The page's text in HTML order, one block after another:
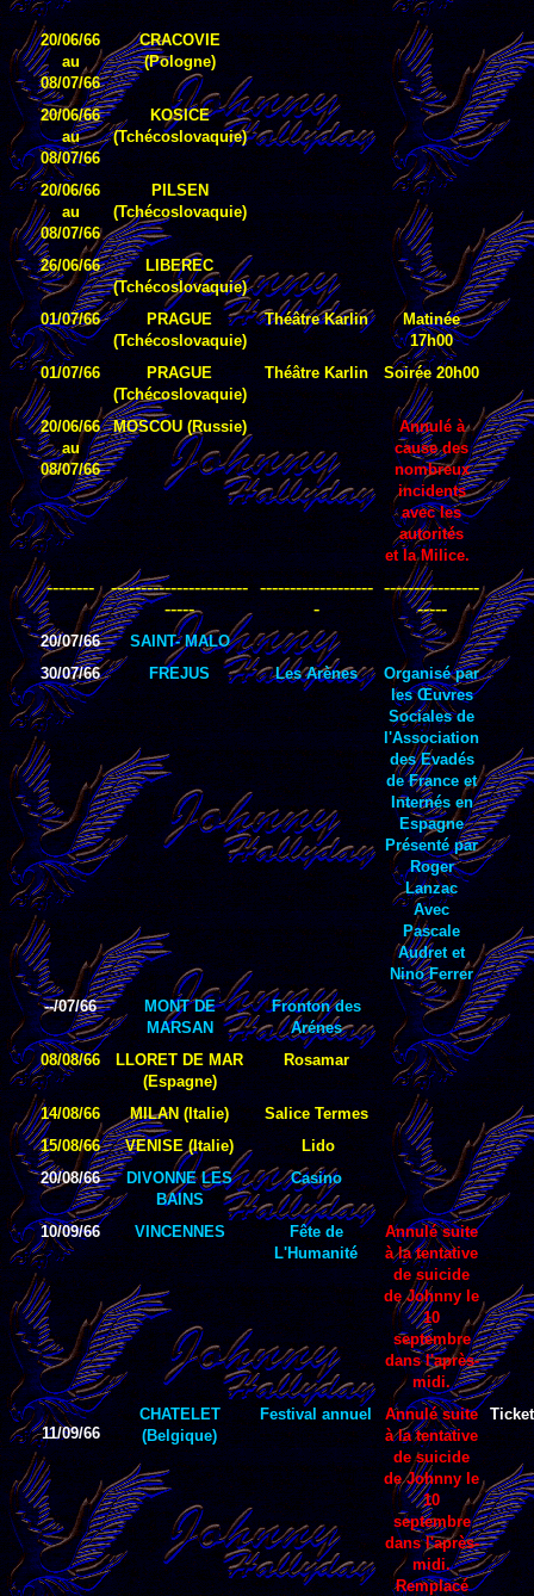
20/06/66
au
08/07/66
CRACOVIE
(Pologne)
20/06/66
au
08/07/66
KOSICE
(Tchécoslovaquie)
20/06/66
au
08/07/66
PILSEN
(Tchécoslovaquie)
26/06/66
LIBEREC
(Tchécoslovaquie)
01/07/66
PRAGUE
(Tchécoslovaquie)
Théâtre Karlin
Matinée
17h00
01/07/66
PRAGUE
(Tchécoslovaquie)
Théâtre Karlin Soirée 20h00
20/06/66
au
08/07/66
MOSCOU (Russie)
Annulé à
cause des
nombreux
incidents
avec les
autorités
et la Milice.
--------
-----------------------
-----
-------------------
-
----------------
-----
20/07/66
SAINT- MALO
30/07/66
FREJUS Les Arènes
Organisé par
lesŒuvres
Sociales de
l'Association
des Evadés
de France et
Internés en
Espagne
Présenté par
Roger
Lanzac
Avec
Pascale
Audret et
Nino Ferrer
--/07/66
MONT DE
MARSAN
Fronton des
Arénes
08/08/66
LLORET DE MAR
(Espagne)
Rosamar
14/08/66 MILAN (Italie)
Salice Termes
15/08/66
VENISE (Italie)
Lido
20/08/66
DIVONNE LES
BAINS
Casino
10/09/66 VINCENNES
Fête de
L'Humanité
Annulé suite
à la tentative
de suicide
de Johnny le
10
septembre
dans l'après-
midi.
11/09/66
CHATELET
(Belgique)
Festival annuel
Annulé suite
à la tentative
de suicide
de Johnny le
10
septembre
dans l'après-
midi.
Remplacé
Ticket